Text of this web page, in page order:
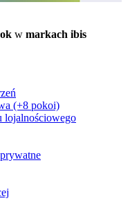
w markach ibis
(+8 pokoi)
lojalnościowego